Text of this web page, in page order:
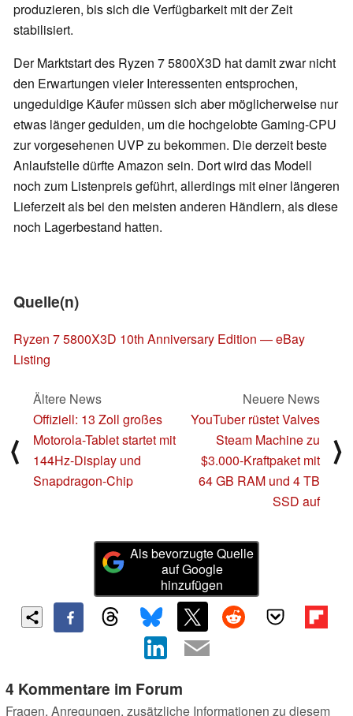
produzieren, bis sich die Verfügbarkeit mit der Zeit
stabilisiert.
Der Marktstart des Ryzen 7 5800X3D hat damit zwar nicht
den Erwartungen vieler Interessenten entsprochen,
ungeduldige Käufer müssen sich aber möglicherweise nur
etwas länger gedulden, um die hochgelobte Gaming-CPU
zur vorgesehenen UVP zu bekommen. Die derzeit beste
Anlaufstelle dürfte Amazon sein. Dort wird das Modell
noch zum Listenpreis geführt, allerdings mit einer längeren
Lieferzeit als bei den meisten anderen Händlern, als diese
noch Lagerbestand hatten.
Quelle(n)
Ryzen 7 5800X3D 10th Anniversary Edition — eBay
Listing
⟨
Ältere News
Offiziell: 13 Zoll großes
Motorola-Tablet startet mit
144Hz-Display und
Snapdragon-Chip
Neuere News
YouTuber rüstet Valves
Steam Machine zu
$3.000-Kraftpaket mit
64 GB RAM und 4 TB
SSD auf
⟩
Als bevorzugte Quelle
auf Google
hinzufügen
4 Kommentare im Forum
Fragen, Anregungen, zusätzliche Informationen zu diesem